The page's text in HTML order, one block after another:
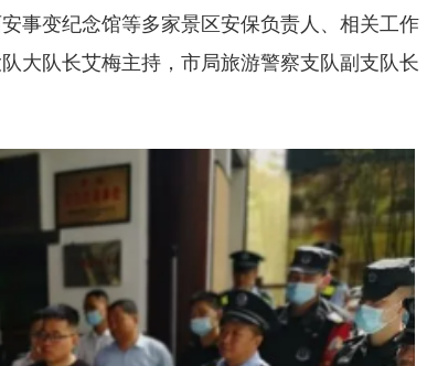
事变纪念馆等多家景区安保负责人、相关工作
大队长艾梅主持，市局旅游警察支队副支队长